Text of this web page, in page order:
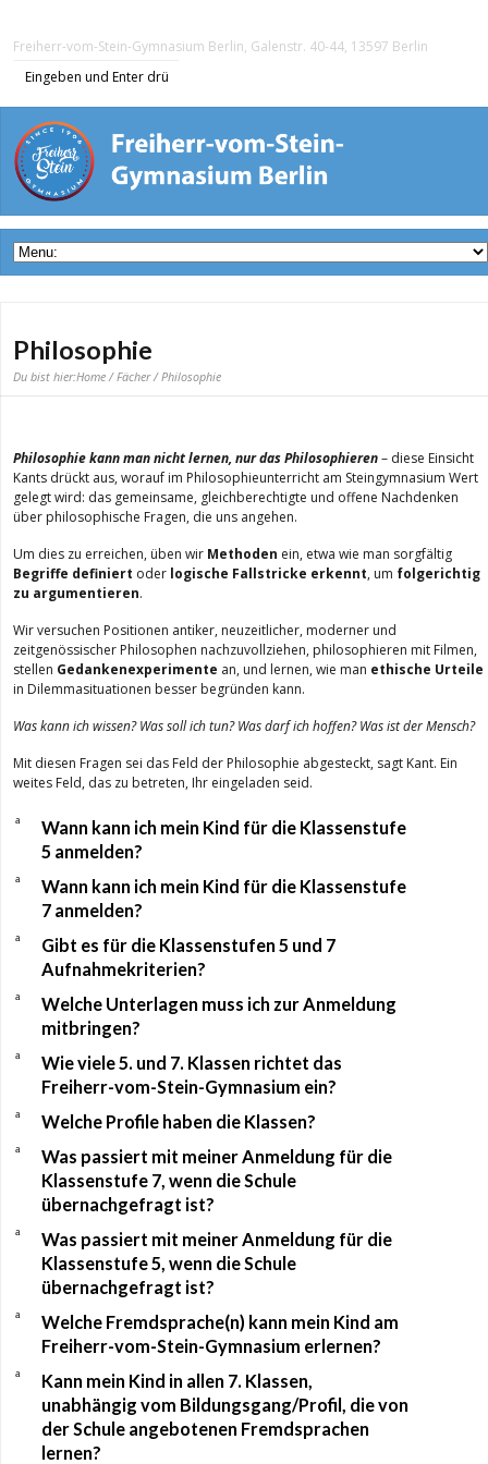
Freiherr-vom-Stein-Gymnasium Berlin, Galenstr. 40-44, 13597 Berlin
Philosophie
Du bist hier:Home/Fächer/ Philosophie
Philosophie kann man nicht lernen, nur das Philosophieren– diese Einsicht
Kants drückt aus, worauf im Philosophieunterricht am Steingymnasium Wert
gelegt wird: das gemeinsame, gleichberechtigte und offene Nachdenken
über philosophische Fragen, die uns angehen.
Um dies zu erreichen, üben wir Methoden ein, etwa wie man sorgfältig
Begriffe definiert oder logische Fallstricke erkennt, um folgerichtig
zu argumentieren.
Wir versuchen Positionen antiker, neuzeitlicher, moderner und
zeitgenössischer Philosophen nachzuvollziehen, philosophieren mit Filmen,
stellen Gedankenexperimente an, und lernen, wie man ethische Urteile
in Dilemmasituationen besser begründen kann.
Was kann ich wissen? Was soll ich tun? Was darf ich hoffen? Was ist der Mensch?
Mit diesen Fragen sei das Feld der Philosophie abgesteckt, sagt Kant. Ein
weites Feld, das zu betreten, Ihr eingeladen seid.
a
Wann kann ich mein Kind für die Klassenstufe
5 anmelden?
a
Wann kann ich mein Kind für die Klassenstufe
7 anmelden?
a
Gibt es für die Klassenstufen 5 und 7
Aufnahmekriterien?
a
Welche Unterlagen muss ich zur Anmeldung
mitbringen?
a
Wie viele 5. und 7. Klassen richtet das
Freiherr-vom-Stein-Gymnasium ein?
a Welche Profile haben die Klassen?
a
Was passiert mit meiner Anmeldung für die
Klassenstufe 7, wenn die Schule
übernachgefragt ist?
a
Was passiert mit meiner Anmeldung für die
Klassenstufe 5, wenn die Schule
übernachgefragt ist?
a
Welche Fremdsprache(n) kann mein Kind am
Freiherr-vom-Stein-Gymnasium erlernen?
a
Kann mein Kind in allen 7. Klassen,
unabhängig vom Bildungsgang/Profil, die von
der Schule angebotenen Fremdsprachen
lernen?